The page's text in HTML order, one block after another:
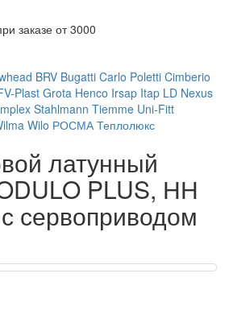
заказе от 3000
BRV Bugatti Carlo Poletti Cimberio
PlastGrota Henco Irsap Itap LD Nexus
Stahlmann Tiemme Uni-Fitt
Wilo РОСМА Теплолюкс
латунный
PLUS, НН
сервоприводом